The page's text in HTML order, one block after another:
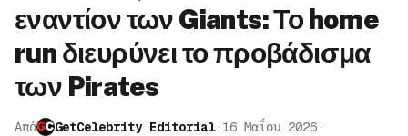
εναντίον των Giants: Το home
run διευρύνει το προβάδισμα
των Pirates
Από GetCelebrity Editorial·16 Μαΐου 2026·